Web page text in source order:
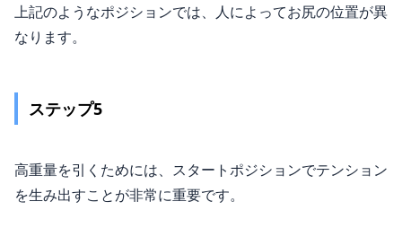
上記のようなポジションでは、人によってお尻の位置が異
なります。
ステップ5
高重量を引くためには、スタートポジションでテンション
を生み出すことが非常に重要です。